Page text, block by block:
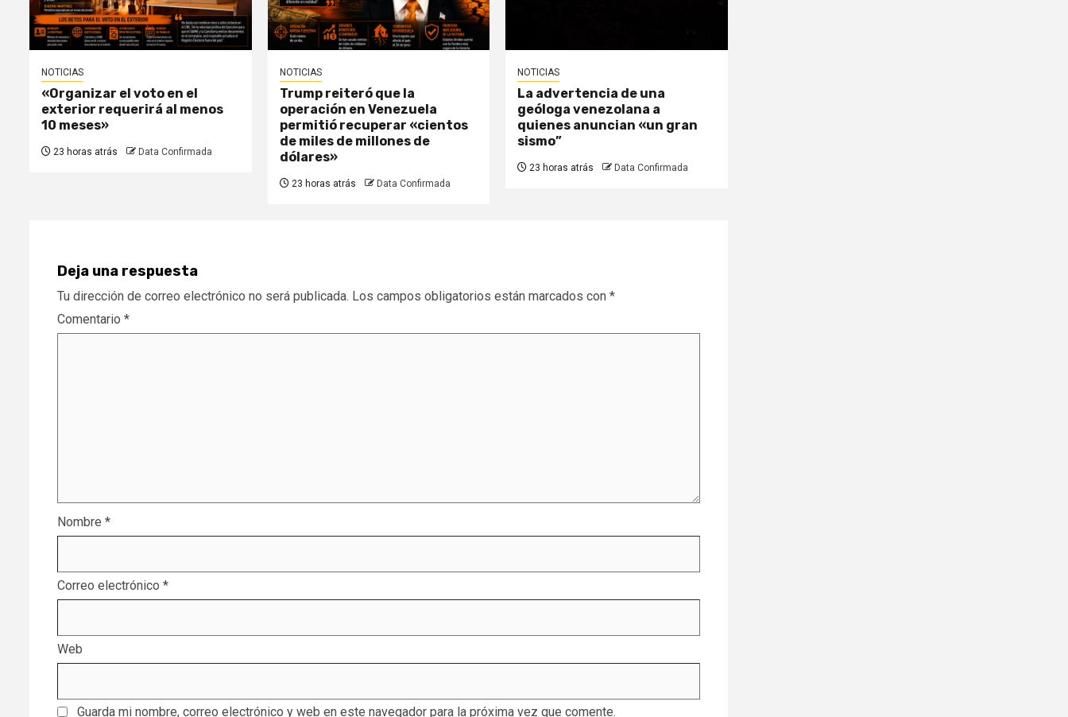
NOTICIAS
«Organizar el voto en el
exterior requerirá al menos
10 meses»
23 horas atrás Data Confirmada
NOTICIAS
Trump reiteró que la
operación en Venezuela
permitió recuperar «cientos
de miles de millones de
dólares»
23 horas atrás Data Confirmada
NOTICIAS
La advertencia de una
geóloga venezolana a
quienes anuncian «un gran
sismo”
23 horas atrás Data Confirmada
Deja una respuesta
Tu dirección de correo electrónico no será publicada. Los campos obligatorios están marcados con *
Comentario *
Nombre *
Correo electrónico *
Web
Guarda mi nombre, correo electrónico y web en este navegador para la próxima vez que comente.